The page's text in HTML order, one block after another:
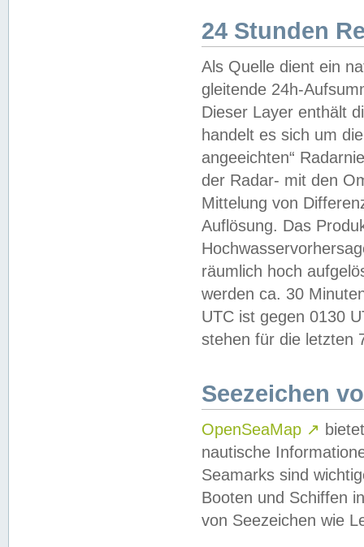
24 Stunden
Als Quelle dient ein
gleitende 24h-
Dieser Layer enthält
handelt es sich um
angeeichten“
der Radar- mit den
Mittelung von
Auflösung. Das
räumlich hoch
werden ca. 30
UTC ist gegen 0130
stehen für die letzten
Seezeichen
OpenSeaMap ↗
nautische
Seamarks sind
Booten und Schiffen
von Seezeichen wie